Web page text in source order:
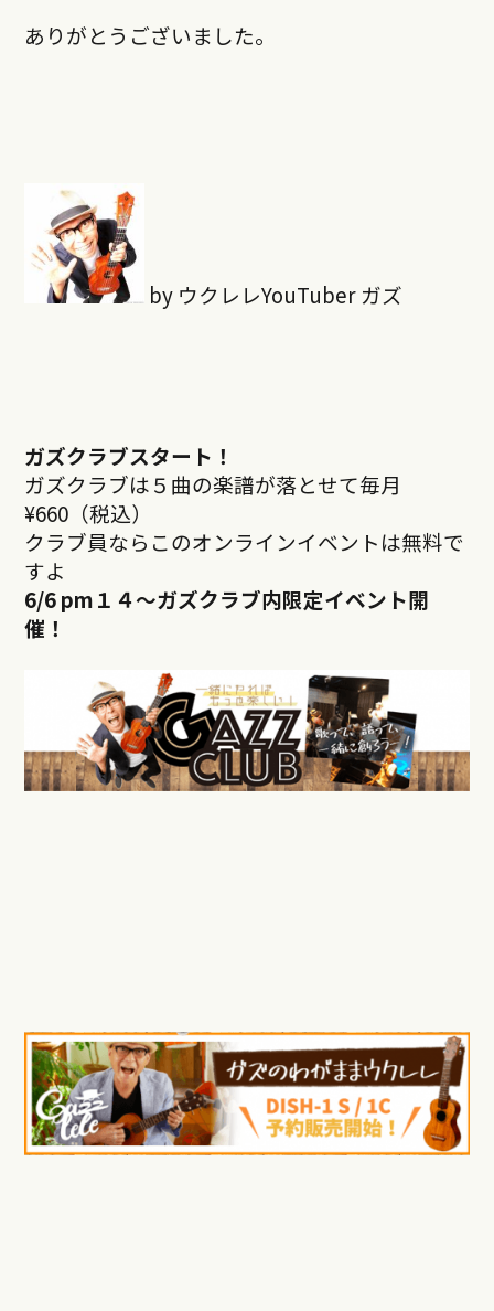
ありがとうございました。
by ウクレレYouTuber ガズ
ガズクラブスタート！
ガズクラブは５曲の楽譜が落とせて毎月
¥660（税込）
クラブ員ならこのオンラインイベントは無料で
すよ
6/6 pm１４～ガズクラブ内限定イベント開
催！